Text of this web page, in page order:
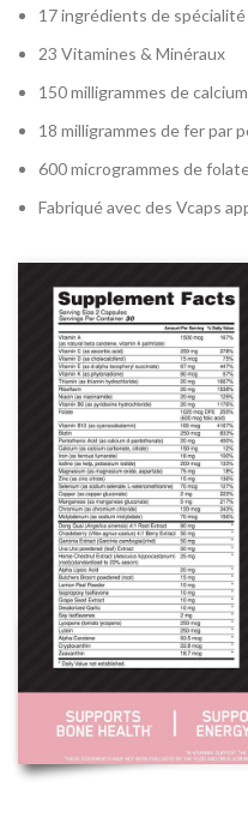
17 ingrédients de spécialité
23 Vitamines & Minéraux
150 milligrammes de
18 milligrammes de fer par
600 microgrammes de
Fabriqué avec des Vcaps